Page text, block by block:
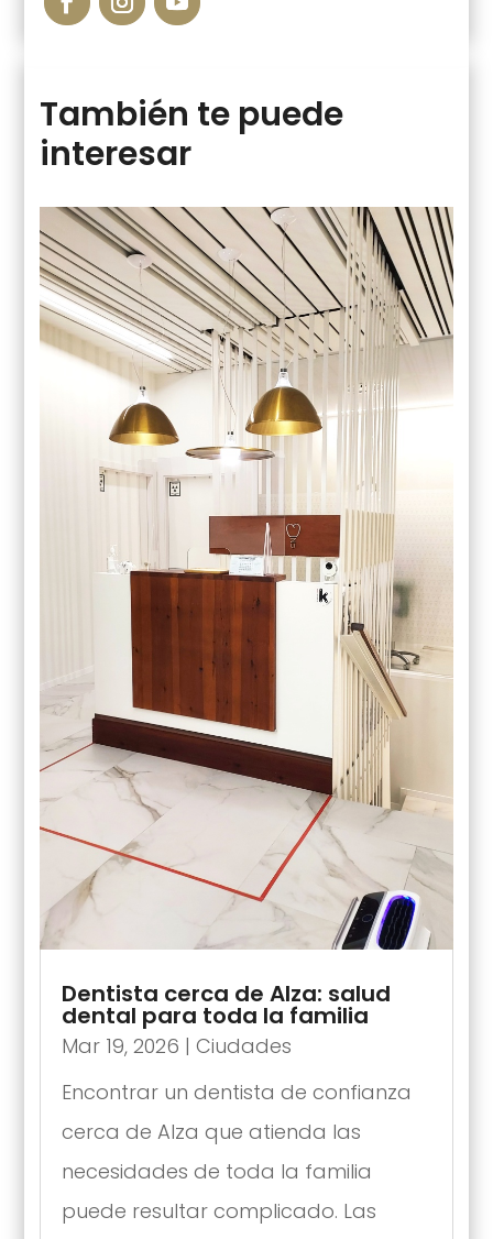
También te puede
interesar
Dentista cerca de Alza: salud
dental para toda la familia
Mar 19, 2026 | Ciudades
Encontrar un dentista de confianza
cerca de Alza que atienda las
necesidades de toda la familia
puede resultar complicado. Las